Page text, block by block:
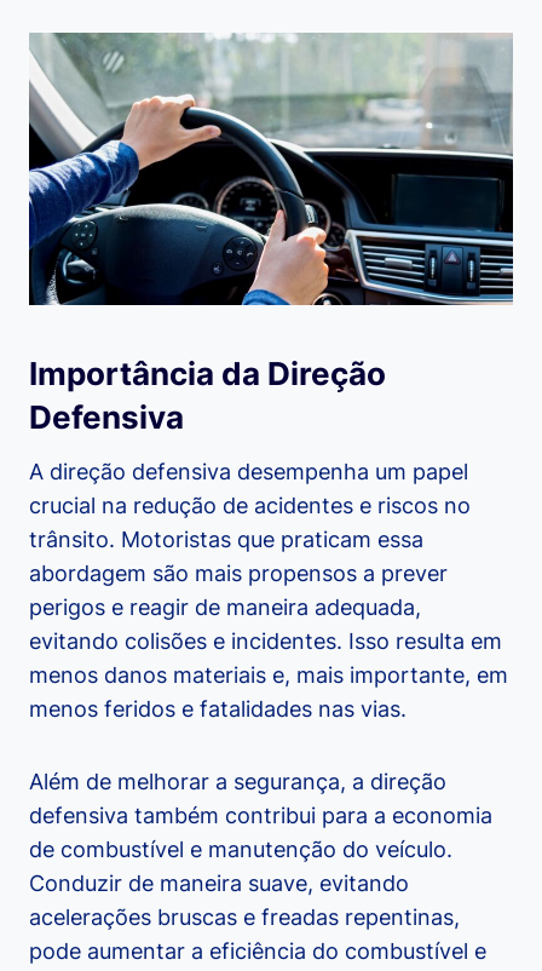
Importância da Direção
Defensiva
A direção defensiva desempenha um papel
crucial na redução de acidentes e riscos no
trânsito. Motoristas que praticam essa
abordagem são mais propensos a prever
perigos e reagir de maneira adequada,
evitando colisões e incidentes. Isso resulta em
menos danos materiais e, mais importante, em
menos feridos e fatalidades nas vias.
Além de melhorar a segurança, a direção
defensiva também contribui para a economia
de combustível e manutenção do veículo.
Conduzir de maneira suave, evitando
acelerações bruscas e freadas repentinas,
pode aumentar a eficiência do combustível e